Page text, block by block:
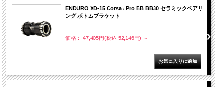
ENDURO XD-15 Corsa / Pro BB BB30 セラミックベアリ
ング ボトムブラケット
価格： 47,405円(税込 52,146円) ～